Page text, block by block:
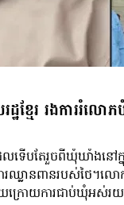
ែរ រងការរំលោភបំ
លទើបតែរួចពីឃុំឃាំងន
ឈ្លានពានរបស់ថៃ។ល
រោយការជាប់ឃុំអស់រ